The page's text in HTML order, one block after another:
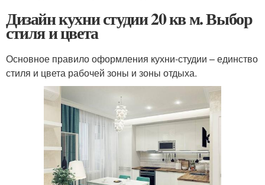
Дизайн кухни студии 20 кв м. Выбор
стиля и цвета
Основное правило оформления кухни-студии – единство
стиля и цвета рабочей зоны и зоны отдыха.